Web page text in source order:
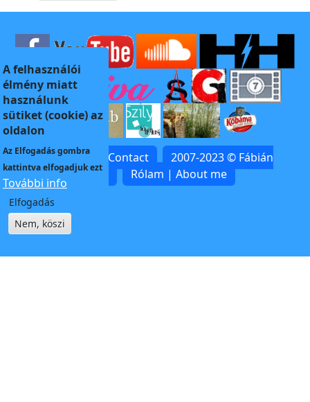
Kapcsolat | Contact
2007-2023 © Fábián
Zoltán
Rólam | About me
A felhasználói
élmény miatt
használunk
sütiket (cookie) az
oldalon
Az Elfogadásgombra
kattintva elfogadjuk ezt
További info
Elfogadás
Nem, köszi